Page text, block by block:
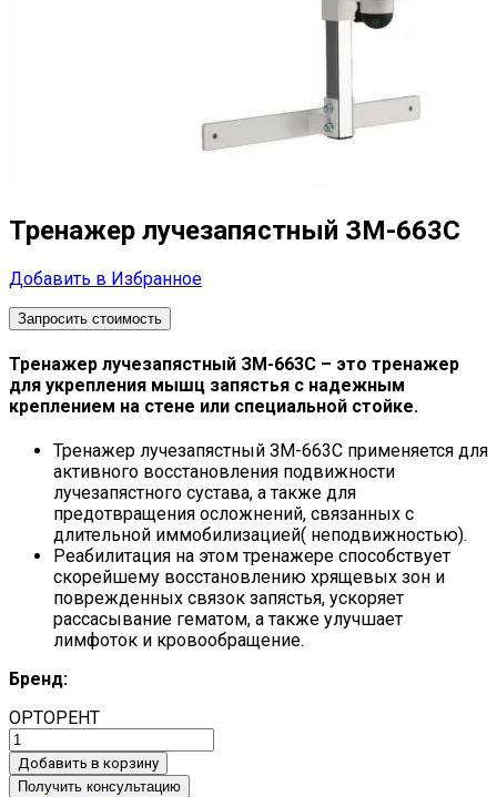
Тренажер лучезапястный ЗМ-663C
Добавить в Избранное
Запросить стоимость
Тренажер лучезапястный ЗМ-663C – это тренажер
для укрепления мышц запястья с надежным
креплением на стене или специальной стойке.
Тренажер лучезапястный ЗМ-663C применяется для
активного восстановления подвижности
лучезапястного сустава, а также для
предотвращения осложнений, связанных с
длительной иммобилизацией( неподвижностью).
Реабилитация на этом тренажере способствует
скорейшему восстановлению хрящевых зон и
поврежденных связок запястья, ускоряет
рассасывание гематом, а также улучшает
лимфоток и кровообращение.
Бренд:
ОРТОРЕНТ
Добавить в корзину
Получить консультацию